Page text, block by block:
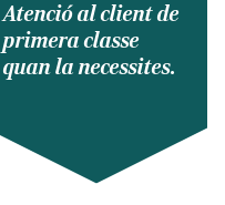
Atenció al client de
primera classe
quan la necessites.